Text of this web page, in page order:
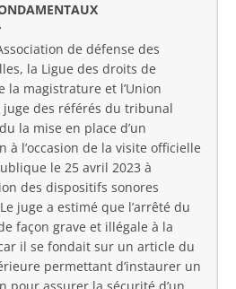
de défense des
la Ligue des droits de
la magistrature et l’Union
des référés du tribunal
la mise en place d’un
l’occasion de la visite officielle
le 25 avril 2023 à
des dispositifs sonores
juge a estimé que l’arrêté du
façon grave et illégale à la
il se fondait sur un article du
permettant d’instaurer un